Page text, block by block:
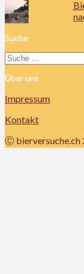
Suche
Suche
nach:
Über uns
Impressum
Kontakt
Ⓒ bierversuche.ch